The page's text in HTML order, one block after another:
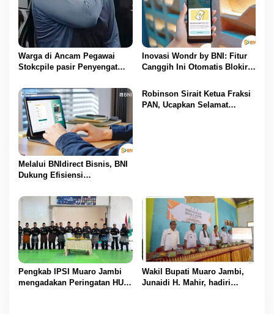
p
o
s
Warga di Ancam Pegawai
Stokcpile pasir Penyengat
Inovasi Wondr by BNI: Fitur
Canggih Ini Otomatis Blokir
Masuk
Melalui BNIdirect Bisnis, BNI
Dukung Efisiensi
UMKM
Robinson Sirait Ketua Fraksi
PAN, Ucapkan Selamat
Pengkab IPSI Muaro Jambi
mengadakan Peringatan HUT
Wakil Bupati Muaro Jambi,
Junaidi H. Mahir, hadiri